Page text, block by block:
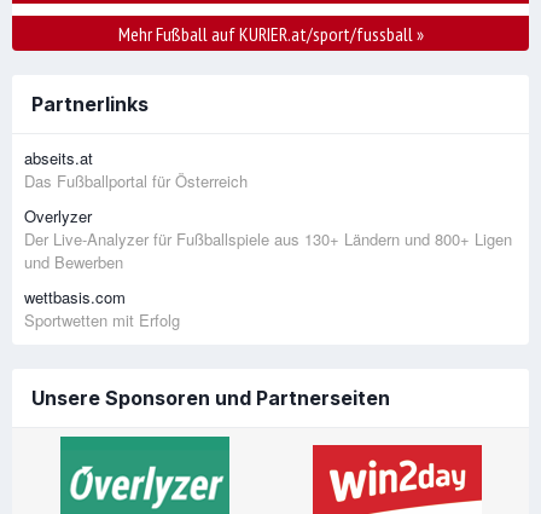
Mehr Fußball auf KURIER.at/sport/fussball»
Partnerlinks
abseits.at
Das Fußballportal für Österreich
Overlyzer
Der Live-Analyzer für Fußballspiele aus 130+ Ländern und 800+ Ligen
und Bewerben
wettbasis.com
Sportwetten mit Erfolg
Unsere Sponsoren und Partnerseiten